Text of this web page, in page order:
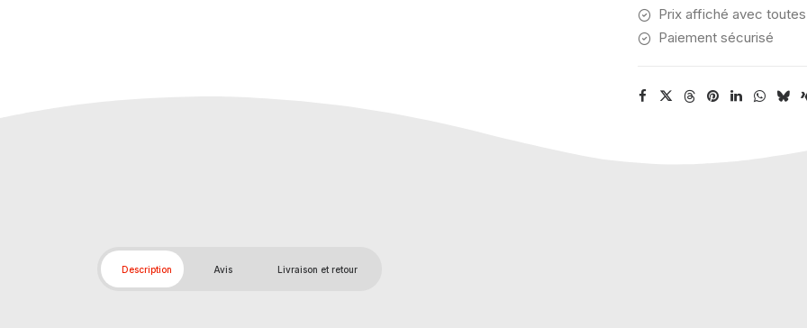
Prix affiché avec
Paiement sécurisé
Description Avis Livraison et retour